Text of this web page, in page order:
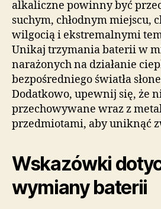
alkaliczne powinny być
suchym, chłodnym miejscu,
wilgocią i ekstremalnymi
Unikaj trzymania baterii w
narażonych na działanie
bezpośredniego światła
Dodatkowo, upewnij się, że
przechowywane wraz z
przedmiotami, aby uniknąć
Wskazówki
wymiany baterii